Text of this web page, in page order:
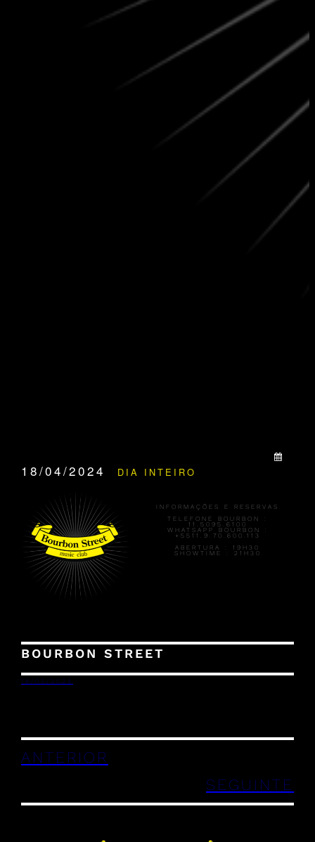
18/04/2024 DIA INTEIRO
INFORMAÇÕES E RESERVAS
TELEFONE BOURBON :
11.5095.6100
WHATSAPP BOURBON :
+5511.9.70.600.113
ABERTURA :
19H30
SHOWTIME :
21H30
BOURBON STREET
18/03/2024
ANTERIOR
SEGUINTE